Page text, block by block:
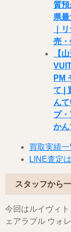
質預
県
｜
売
【
PM
て |
ん
プ
か
買取実績一
LINE査定
スタッフから
今回はルイヴィ
ェアラブル ウォ